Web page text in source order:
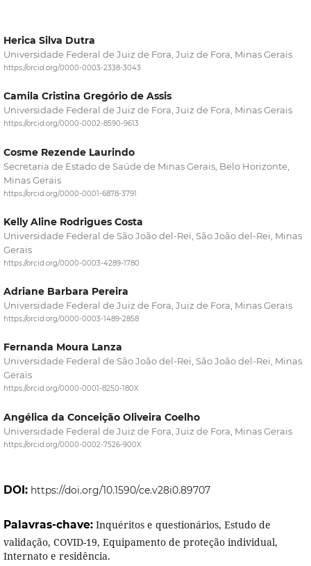
Herica Silva Dutra
Universidade Federal de Juiz de Fora, Juiz de Fora, Minas Gerais
https://orcid.org/0000-0003-2338-3043
Camila Cristina Gregório de Assis
Universidade Federal de Juiz de Fora, Juiz de Fora, Minas Gerais
https://orcid.org/0000-0002-8590-9613
Cosme Rezende Laurindo
Secretaria de Estado de Saúde de Minas Gerais, Belo Horizonte,
Minas Gerais
https://orcid.org/0000-0001-6878-3791
Kelly Aline Rodrigues Costa
Universidade Federal de São João del-Rei, São João del-Rei, Minas
Gerais
https://orcid.org/0000-0003-4289-1780
Adriane Barbara Pereira
Universidade Federal de Juiz de Fora, Juiz de Fora, Minas Gerais
https://orcid.org/0000-0003-1489-2858
Fernanda Moura Lanza
Universidade Federal de São João del-Rei, São João del-Rei, Minas
Gerais
https://orcid.org/0000-0001-8250-180X
Angélica da Conceição Oliveira Coelho
Universidade Federal de Juiz de Fora, Juiz de Fora, Minas Gerais
https://orcid.org/0000-0002-7526-900X
DOI: https://doi.org/10.1590/ce.v28i0.89707
Palavras-chave: Inquéritos e questionários, Estudo de
validação, COVID-19, Equipamento de proteção individual,
Internato e residência.